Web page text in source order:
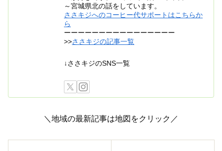
～宮城県北の話をしています。
ささキジへのコーヒー代サポートはこちらか
ら
ーーーーーーーーーーーーーーーー
>>ささキジの記事一覧
↓ささキジのSNS一覧
＼地域の最新記事は地図をクリック／